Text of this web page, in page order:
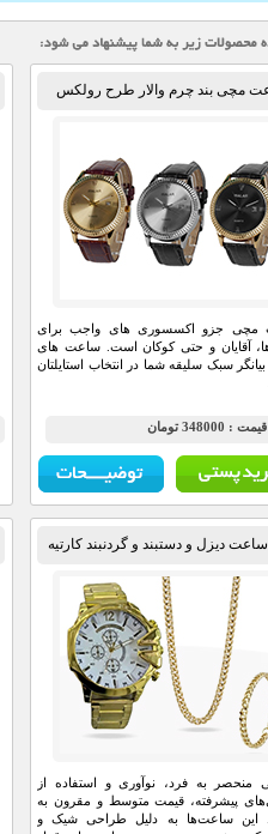
مچی بند چرم والار طرح رولکس
مچی جزو اکسسوری های واجب برای
آقایان و حتی کوکان است. ساعت های
سبک سلیقه شما در انتخاب استایلتان
قيمت : 348000 تومان
دیزل و دستبند و گردنبند کارتیه
منحصر به فرد، نوآوری و استفاده از
پیشرفته، قیمت متوسط و مقرون به
این ساعت‌ها به دلیل طراحی شیک و